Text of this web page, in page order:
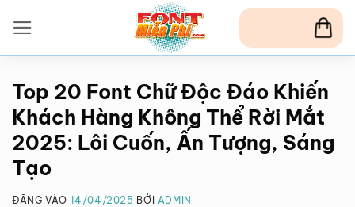
qua
nội
Top 20 Font Chữ Độc Đáo Khiến
Khách Hàng Không Thể Rời Mắt
2025: Lôi Cuốn, Ấn Tượng, Sáng
Tạo
ĐĂNG VÀO 14/04/2025 BỞI ADMIN